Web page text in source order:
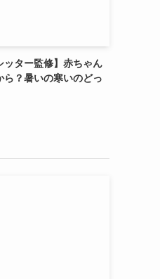
ッター監修】赤ちゃん
？暑いの寒いのどっ